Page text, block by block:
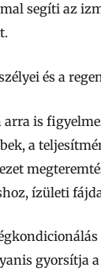
segíti az
és a
is
a
ízületi
gyorsítja